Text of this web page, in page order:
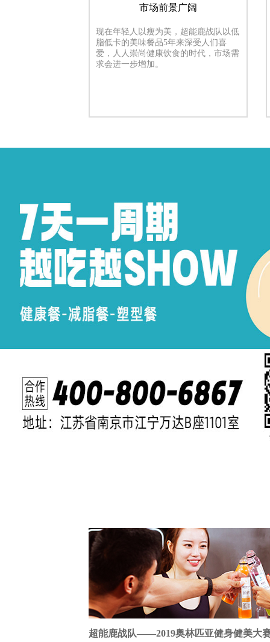
市场前景广阔
现在年轻人以瘦为美，超能鹿战队以低
脂低卡的美味餐品5年来深受人们喜
爱，人人崇尚健康饮食的时代，市场需
求会进一步增加。
超能鹿战队——2019奥林匹亚健身健美大